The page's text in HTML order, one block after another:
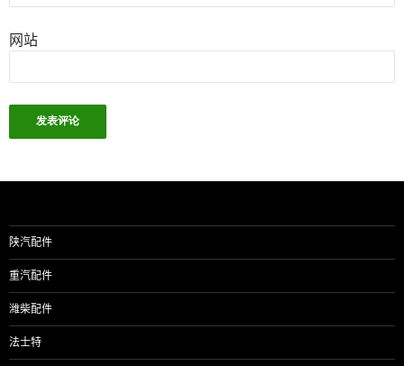
网站
陕汽配件
重汽配件
潍柴配件
法士特